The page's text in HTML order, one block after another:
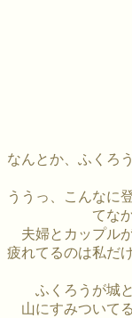
なんとか、ふくろ
ううっ、こんなに
てな
夫婦とカップル
疲れてるのは私だ
ふくろうが城
山にすみついて